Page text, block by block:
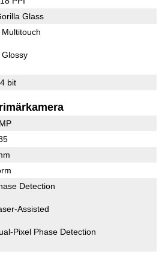
Glass
Multitouch
Glossy
bit
Detection
Assisted
Pixel Phase Detection